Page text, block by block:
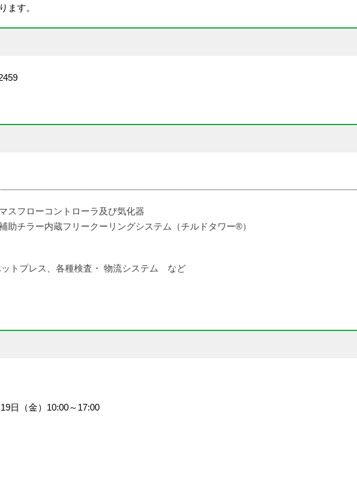
ます。
スフローコントローラ及び気化器
助チラー内蔵フリークーリングシステム（チルドタワー®）
トプレス、各種検査・ 物流システム など
日（金）10:00～17:00